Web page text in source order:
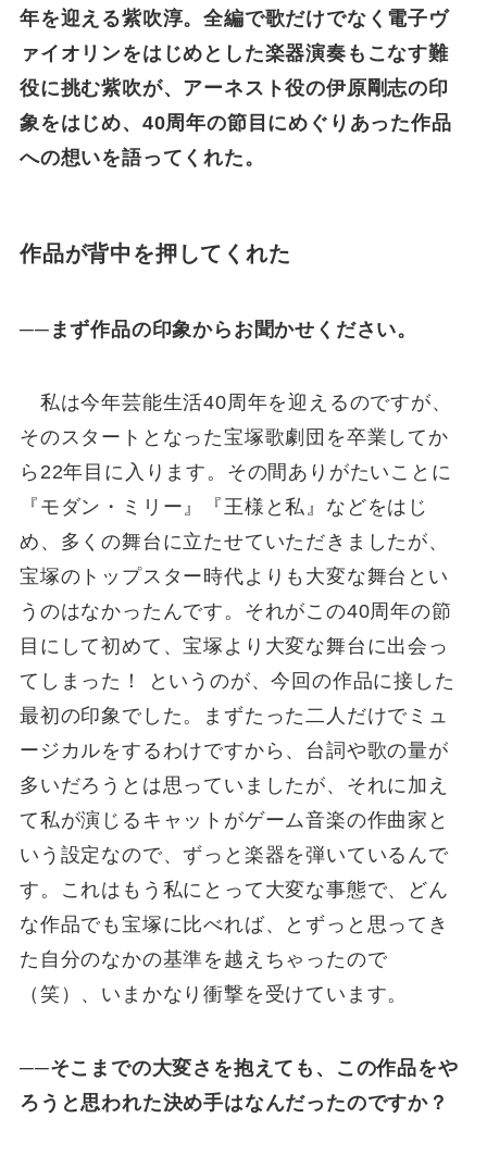
年を迎える紫吹淳。全編で歌だけでなく電子ヴ
ァイオリンをはじめとした楽器演奏もこなす難
役に挑む紫吹が、アーネスト役の伊原剛志の印
象をはじめ、40周年の節目にめぐりあった作品
への想いを語ってくれた。
作品が背中を押してくれた
──まず作品の印象からお聞かせください。
私は今年芸能生活40周年を迎えるのですが、
そのスタートとなった宝塚歌劇団を卒業してか
ら22年目に入ります。その間ありがたいことに
『モダン・ミリー』『王様と私』などをはじ
め、多くの舞台に立たせていただきましたが、
宝塚のトップスター時代よりも大変な舞台とい
うのはなかったんです。それがこの40周年の節
目にして初めて、宝塚より大変な舞台に出会っ
てしまった！ というのが、今回の作品に接した
最初の印象でした。まずたった二人だけでミュ
ージカルをするわけですから、台詞や歌の量が
多いだろうとは思っていましたが、それに加え
て私が演じるキャットがゲーム音楽の作曲家と
いう設定なので、ずっと楽器を弾いているんで
す。これはもう私にとって大変な事態で、どん
な作品でも宝塚に比べれば、とずっと思ってき
た自分のなかの基準を越えちゃったので
（笑）、いまかなり衝撃を受けています。
──そこまでの大変さを抱えても、この作品をや
ろうと思われた決め手はなんだったのですか？